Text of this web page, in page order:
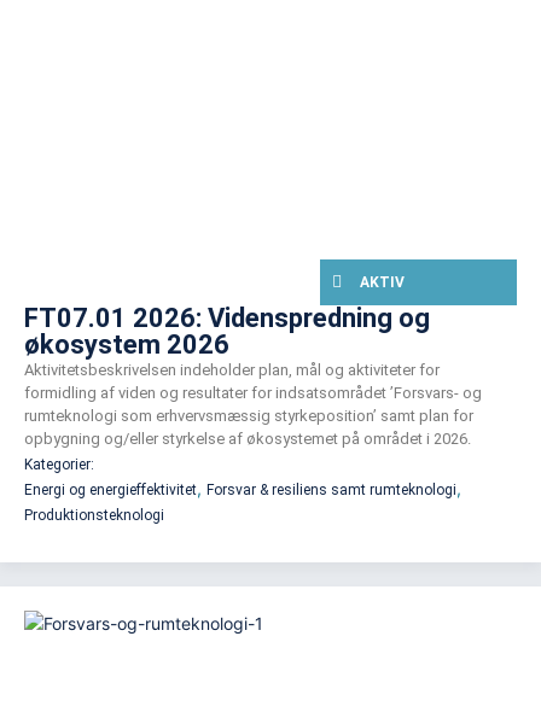
AKTIV
FT07.01 2026: Videnspredning og
økosystem 2026
Aktivitetsbeskrivelsen indeholder plan, mål og aktiviteter for
formidling af viden og resultater for indsatsområdet ’Forsvars- og
rumteknologi som erhvervsmæssig styrkeposition’ samt plan for
opbygning og/eller styrkelse af økosystemet på området i 2026.
Kategorier:
Energi og energieffektivitet, Forsvar & resiliens samt rumteknologi,
Produktionsteknologi